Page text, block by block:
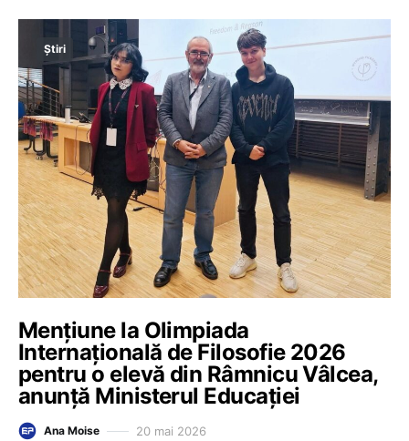
Știri
Mențiune la Olimpiada
Internațională de Filosofie 2026
pentru o elevă din Râmnicu Vâlcea,
anunță Ministerul Educației
Ana Moise 20 mai 2026